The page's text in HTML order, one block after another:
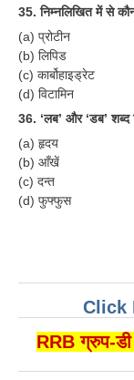
ALP Notification
Psychological
RRB NTPC
RRB NTPC
RRB NTPC
RRB NTPC
RRB NTPC
RRB NTPC
RRB NTPC
RRB NTPC
35. निम्नलिखित में से
(a) प्रोटीन
(b) लिपिड
(c) कार्बोहाइड्रेट
(d) विटामिन
36. ‘लब’ और ‘डब’ शब्द
(a) हृदय
(b) आँखें
(c) दन्त
(d) फुफ्फुस
Click
RRB ग्रुप-